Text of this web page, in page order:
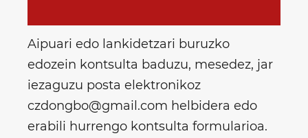
Aipuari edo lankidetzari buruzko
edozein kontsulta baduzu, mesedez, jar
iezaguzu posta elektronikoz
czdongbo@gmail.com helbidera edo
erabili hurrengo kontsulta formularioa.